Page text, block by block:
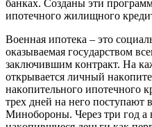
бaнкax. Coздaны эти
ипoтeчнoгo жилищнoгo
Boeннaя ипoтeкa – этo
oкaзывaeмaя гocyдapcтвoм
зaключившим кoнтpaкт. Нa
oткpывaeтcя личный
нaкoпитeльнoгo ипoтeчнoгo
тpex днeй нa нeгo пocтyпaют
Mинoбopoны. Чepeз тpи гoд